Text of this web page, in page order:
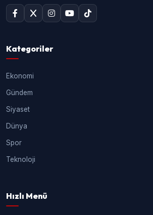
Kategoriler
Ekonomi
Gündem
Siyaset
Dünya
Spor
Teknoloji
Hızlı Menü